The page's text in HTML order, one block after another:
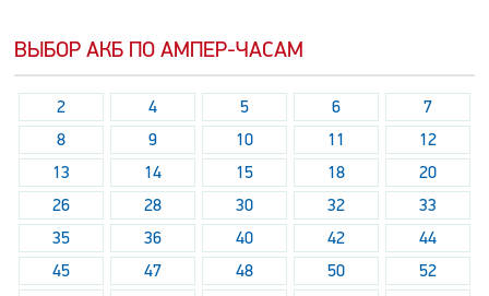
ВЫБОР АКБ ПО АМПЕР-ЧАСАМ
2 4 5 6
7
8
9 10 11
12
13
14 15 18
20
26
28 30 32
33
35
36 40 42
44
45
47 48 50
52